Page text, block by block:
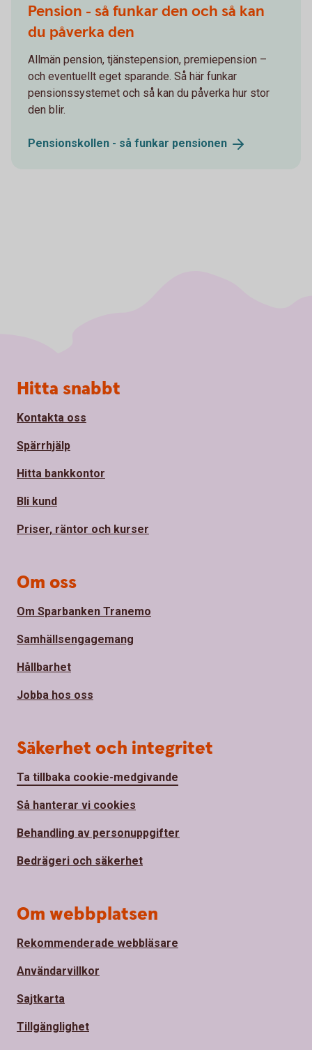
Pension - så funkar den och så kan
du påverka den
Allmän pension, tjänstepension, premiepension –
och eventuellt eget sparande. Så här funkar
pensionssystemet och så kan du påverka hur stor
den blir.
Pensionskollen - så funkar pensionen
Sidfot
Hitta snabbt
Kontakta oss
Spärrhjälp
Hitta bankkontor
Bli kund
Priser, räntor och kurser
Om oss
Om Sparbanken Tranemo
Samhällsengagemang
Hållbarhet
Jobba hos oss
Säkerhet och integritet
Ta tillbaka cookie-medgivande
Så hanterar vi cookies
Behandling av personuppgifter
Bedrägeri och säkerhet
Om webbplatsen
Rekommenderade webbläsare
Användarvillkor
Sajtkarta
Tillgänglighet